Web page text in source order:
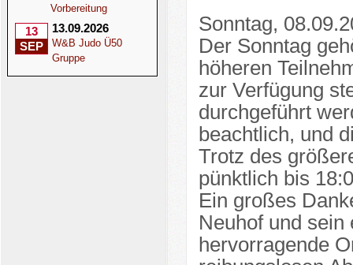
Vorbereitung
13
SEP
13.09.2026
W&B Judo Ü50
Gruppe
Sonntag,
Der Sonntag
höheren
zur Verfügung
durchgeführt
beachtlich, und
Trotz des
pünktlich bis
Ein großes
Neuhof und sein
hervorragende